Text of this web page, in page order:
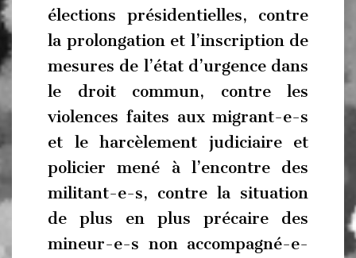
élections présidentielles, contre
la prolongation et l’inscription de
mesures de l’état d’urgence dans
le droit commun, contre les
violences faites aux migrant-e-s
et le harcèlement judiciaire et
policier mené à l’encontre des
militant-e-s, contre la situation
de plus en plus précaire des
mineur-e-s non accompagné-e-